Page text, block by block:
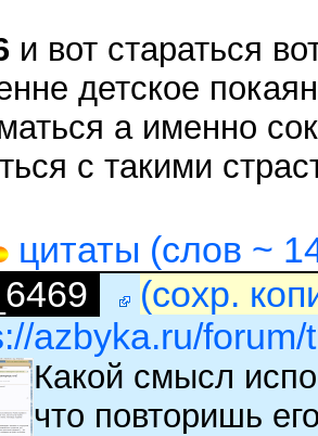
и вот стараться
детское
а именно
с такими
цитаты (слов ~
(сохр.
azbyka.ru/
Какой смысл
что повторишь